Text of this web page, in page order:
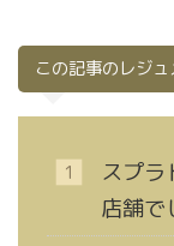
この記事のレジュ
スプラ
店舗で